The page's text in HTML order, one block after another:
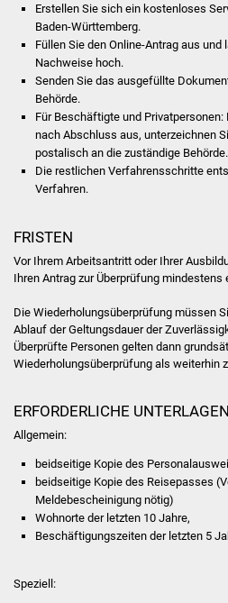
Erstellen Sie sich ein kostenloses
Baden-Württemberg.
Füllen Sie den Online-Antrag aus
Nachweise hoch.
Senden Sie das ausgefüllte
Behörde.
Für Beschäftigte und
nach Abschluss aus, unterzeichnen
postalisch an die zuständige Behörde.
Die restlichen Verfahrensschritte
Verfahren.
FRISTEN
Vor Ihrem Arbeitsantritt oder Ihrer
Ihren Antrag zur Überprüfung mindestens
Die Wiederholungsüberprüfung müssen
Ablauf der Geltungsdauer der
Überprüfte Personen gelten dann
Wiederholungsüberprüfung als weiterhin
ERFORDERLICHE UNTERLAGEN
Allgemein:
beidseitige Kopie des
beidseitige Kopie des Reisepasses
Meldebescheinigung nötig)
Wohnorte der letzten 10 Jahre,
Beschäftigungszeiten der letzten 5
Speziell: